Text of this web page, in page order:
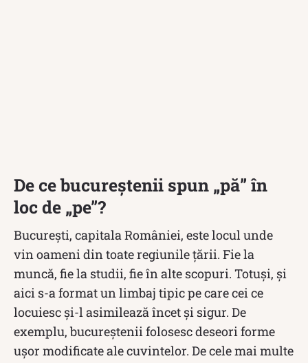
De ce bucureștenii spun „pă” în
loc de „pe”?
București, capitala României, este locul unde
vin oameni din toate regiunile țării. Fie la
muncă, fie la studii, fie în alte scopuri. Totuși, și
aici s-a format un limbaj tipic pe care cei ce
locuiesc și-l asimilează încet și sigur. De
exemplu, bucureştenii folosesc deseori forme
uşor modificate ale cuvintelor. De cele mai multe